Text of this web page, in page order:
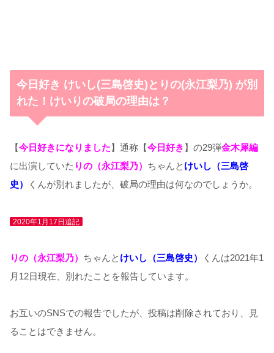
今日好き けいし(三島啓史)とりの(永江梨乃) が別
れた！けいりの破局の理由は？
【今日好きになりました】通称【今日好き 】の29弾金木犀編
に出演していた りの（永江梨乃） ちゃんと けいし（三島啓
史）
くんが別れましたが、破局の理由は何なのでしょうか。
2020年1月17日追記
りの（永江梨乃） ちゃんと けいし（三島啓史）
くんは2021年1
月12日現在、別れたことを報告しています。
お互いのSNSでの報告でしたが、投稿は削除されており、見
ることはできません。